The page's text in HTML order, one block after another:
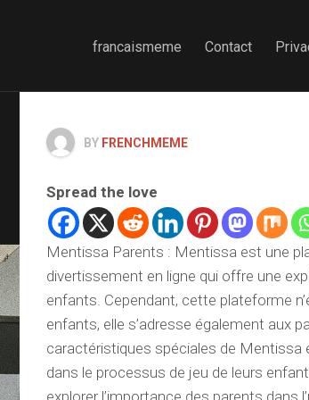
francaismeme Contact
BY FRENCHMEME
Spread the love
Mentissa Parents : Mentissa est une
divertissement en ligne qui offre une
enfants. Cependant, cette plateforme
enfants, elle s’adresse également aux
caractéristiques spéciales de Mentissa
dans le processus de jeu de leurs
explorer l’importance des parents dans